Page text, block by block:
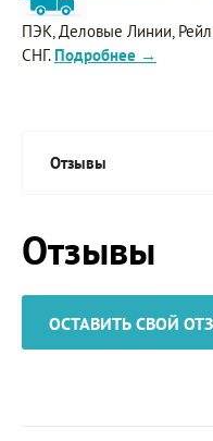
ПЭК, Деловые Линии,
СНГ. Подробнее →
Отзывы
Отзывы
ОСТАВИТЬ СВОЙ